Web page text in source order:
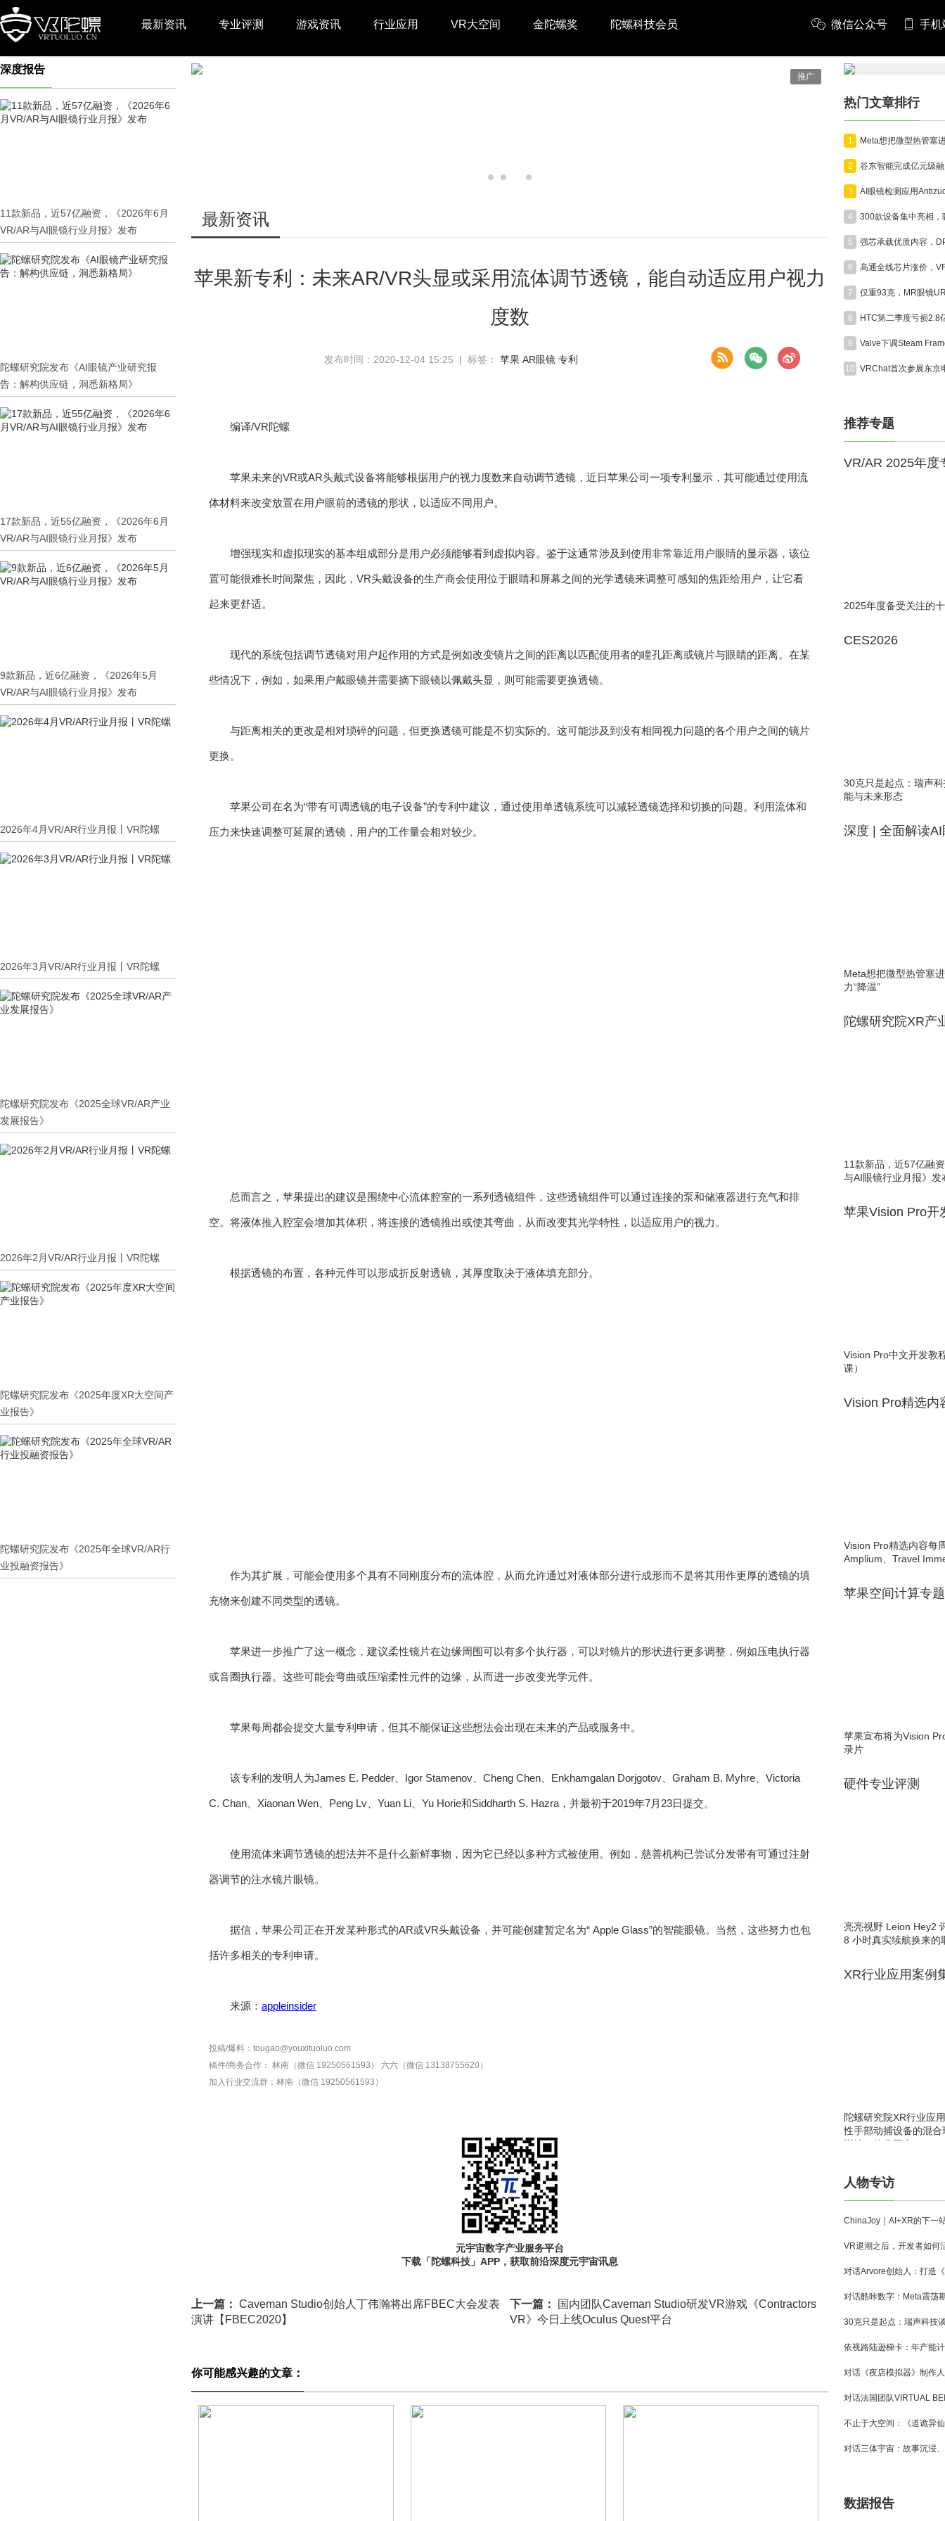
最新资讯 专业评测 游戏资讯 行业应用 VR大空间 金陀螺奖 陀螺科技会员 微信公众号 手机
深度报告
11款新品，近57亿融资，《2026年6月
VR/AR与AI眼镜行业月报》发布
陀螺研究院发布《AI眼镜产业研究报
告：解构供应链，洞悉新格局》
17款新品，近55亿融资，《2026年6月
VR/AR与AI眼镜行业月报》发布
9款新品，近6亿融资，《2026年5月
VR/AR与AI眼镜行业月报》发布
2026年4月VR/AR行业月报丨VR陀螺
2026年3月VR/AR行业月报丨VR陀螺
陀螺研究院发布《2025全球VR/AR产业
发展报告》
2026年2月VR/AR行业月报丨VR陀螺
陀螺研究院发布《2025年度XR大空间产
业报告》
陀螺研究院发布《2025年全球VR/AR行
业投融资报告》
推广
最新资讯
苹果新专利：未来AR/VR头显或采用流体调节透镜，能自动适应用户视力
度数
发布时间：2020-12-04 15:25 | 标签： 苹果 AR眼镜 专利
编译/VR陀螺
苹果未来的VR或AR头戴式设备将能够根据用户的视力度数来自动调节透镜，近日苹果公司一项专利显示，其可能通过使用流
体材料来改变放置在用户眼前的透镜的形状，以适应不同用户。
增强现实和虚拟现实的基本组成部分是用户必须能够看到虚拟内容。鉴于这通常涉及到使用非常靠近用户眼睛的显示器，该位
置可能很难长时间聚焦，因此，VR头戴设备的生产商会使用位于眼睛和屏幕之间的光学透镜来调整可感知的焦距给用户，让它看
起来更舒适。
现代的系统包括调节透镜对用户起作用的方式是例如改变镜片之间的距离以匹配使用者的瞳孔距离或镜片与眼睛的距离。在某
些情况下，例如，如果用户戴眼镜并需要摘下眼镜以佩戴头显，则可能需要更换透镜。
与距离相关的更改是相对琐碎的问题，但更换透镜可能是不切实际的。这可能涉及到没有相同视力问题的各个用户之间的镜片
更换。
苹果公司在名为“带有可调透镜的电子设备”的专利中建议，通过使用单透镜系统可以减轻透镜选择和切换的问题。利用流体和
压力来快速调整可延展的透镜，用户的工作量会相对较少。
总而言之，苹果提出的建议是围绕中心流体腔室的一系列透镜组件，这些透镜组件可以通过连接的泵和储液器进行充气和排
空。将液体推入腔室会增加其体积，将连接的透镜推出或使其弯曲，从而改变其光学特性，以适应用户的视力。
根据透镜的布置，各种元件可以形成折反射透镜，其厚度取决于液体填充部分。
作为其扩展，可能会使用多个具有不同刚度分布的流体腔，从而允许通过对液体部分进行成形而不是将其用作更厚的透镜的填
充物来创建不同类型的透镜。
苹果进一步推广了这一概念，建议柔性镜片在边缘周围可以有多个执行器，可以对镜片的形状进行更多调整，例如压电执行器
或音圈执行器。这些可能会弯曲或压缩柔性元件的边缘，从而进一步改变光学元件。
苹果每周都会提交大量专利申请，但其不能保证这些想法会出现在未来的产品或服务中。
该专利的发明人为James E. Pedder、Igor Stamenov、Cheng Chen、Enkhamgalan Dorjgotov、Graham B. Myhre、Victoria
C. Chan、Xiaonan Wen、Peng Lv、Yuan Li、Yu Horie和Siddharth S. Hazra，并最初于2019年7月23日提交。
使用流体来调节透镜的想法并不是什么新鲜事物，因为它已经以多种方式被使用。例如，慈善机构已尝试分发带有可通过注射
器调节的注水镜片眼镜。
据信，苹果公司正在开发某种形式的AR或VR头戴设备，并可能创建暂定名为“ Apple Glass”的智能眼镜。当然，这些努力也包
括许多相关的专利申请。
来源： appleinsider
投稿/爆料：tougao@youxituoluo.com
稿件/商务合作： 林南（微信 19250561593）
六六（微信 13138755620）
加入行业交流群： 林南（微信 19250561593）
元宇宙数字产业服务平台
下载「陀螺科技」APP，获取前沿深度元宇宙讯息
上一篇： Caveman Studio创始人丁伟瀚将出席FBEC大会发表
演讲【FBEC2020】
下一篇：
国内团队Caveman Studio研发VR游戏《Contractors
VR》今日上线Oculus Quest平台
你可能感兴趣的文章：
热门文章排行
1
2
3
4
5
6
7
8 HTC第二季度亏损2.8
9
10
推荐专题
VR/AR 2025年度
2025年度备受关注的
CES2026
30克只是起点：瑞声
能与未来形态
深度 | 全面解读AI
Meta想把微型热管塞
力“降温”
陀螺研究院XR产
11款新品，近57亿融
与AI眼镜行业月报》发
苹果Vision Pro开
Vision Pro中文开发教
课）
Vision Pro精选内
Vision Pro精选内容每
Amplium、Travel
苹果空间计算专题
苹果宣布将为Vision
录片
硬件专业评测
亮亮视野 Leion Hey2
8 小时真实续航换来的
XR行业应用案例
陀螺研究院XR行业应
性手部动捕设备的混
训练一体化平台
人物专访
数据报告